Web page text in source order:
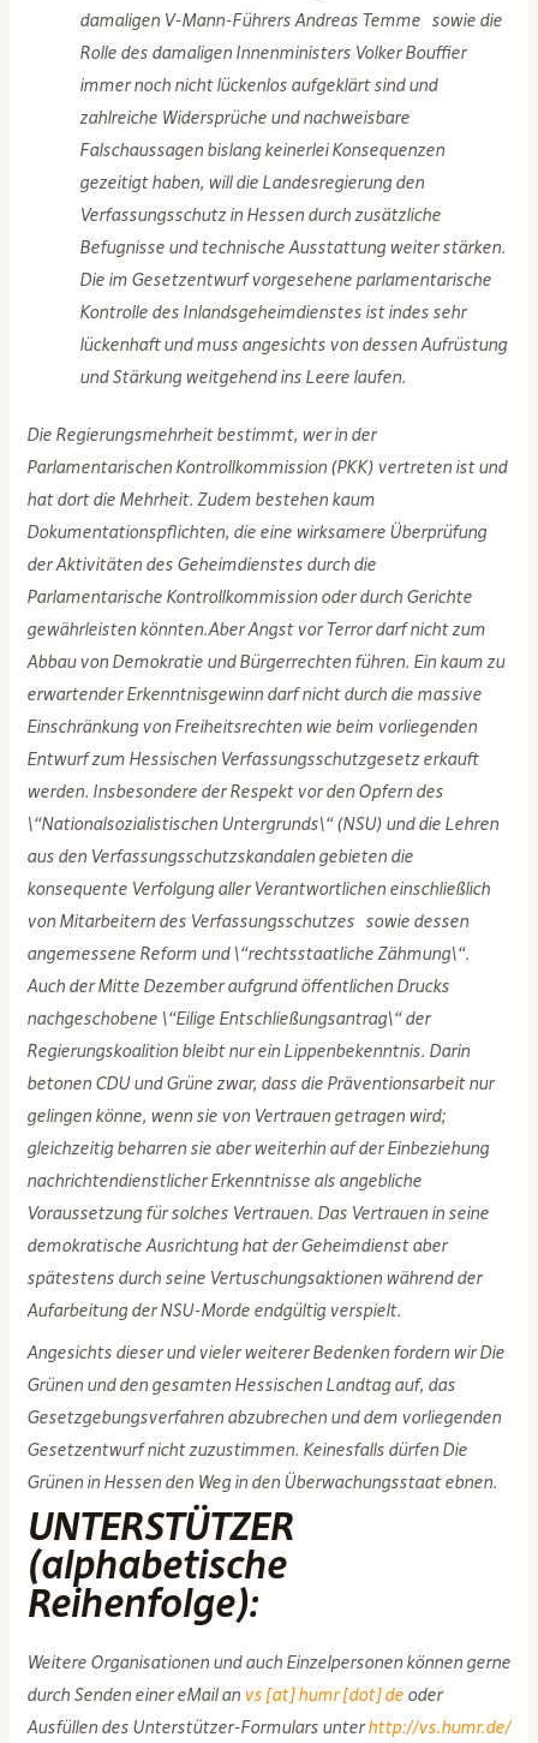
damaligen V-Mann-Führers Andreas Temme sowie die
Rolle des damaligen Innenministers Volker Bouffier
immer noch nicht lückenlos aufgeklärt sind und
zahlreiche Widersprüche und nachweisbare
Falschaussagen bislang keinerlei Konsequenzen
gezeitigt haben, will die Landesregierung den
Verfassungsschutz in Hessen durch zusätzliche
Befugnisse und technische Ausstattung weiter stärken.
Die im Gesetzentwurf vorgesehene parlamentarische
Kontrolle des Inlandsgeheimdienstes ist indes sehr
lückenhaft und muss angesichts von dessen Aufrüstung
und Stärkung weitgehend ins Leere laufen.
Die Regierungsmehrheit bestimmt, wer in der
Parlamentarischen Kontrollkommission (PKK) vertreten ist und
hat dort die Mehrheit. Zudem bestehen kaum
Dokumentationspflichten, die eine wirksamere Überprüfung
der Aktivitäten des Geheimdienstes durch die
Parlamentarische Kontrollkommission oder durch Gerichte
gewährleisten könnten.Aber Angst vor Terror darf nicht zum
Abbau von Demokratie und Bürgerrechten führen. Ein kaum zu
erwartender Erkenntnisgewinn darf nicht durch die massive
Einschränkung von Freiheitsrechten wie beim vorliegenden
Entwurf zum Hessischen Verfassungsschutzgesetz erkauft
werden. Insbesondere der Respekt vor den Opfern des
\“Nationalsozialistischen Untergrunds\“ (NSU) und die Lehren
aus den Verfassungsschutzskandalen gebieten die
konsequente Verfolgung aller Verantwortlichen einschließlich
von Mitarbeitern des Verfassungsschutzes sowie dessen
angemessene Reform und \“rechtsstaatliche Zähmung\“.
Auch der Mitte Dezember aufgrund öffentlichen Drucks
nachgeschobene \“Eilige Entschließungsantrag\“ der
Regierungskoalition bleibt nur ein Lippenbekenntnis. Darin
betonen CDU und Grüne zwar, dass die Präventionsarbeit nur
gelingen könne, wenn sie von Vertrauen getragen wird;
gleichzeitig beharren sie aber weiterhin auf der Einbeziehung
nachrichtendienstlicher Erkenntnisse als angebliche
Voraussetzung für solches Vertrauen. Das Vertrauen in seine
demokratische Ausrichtung hat der Geheimdienst aber
spätestens durch seine Vertuschungsaktionen während der
Aufarbeitung der NSU-Morde endgültig verspielt.
Angesichts dieser und vieler weiterer Bedenken fordern wir Die
Grünen und den gesamten Hessischen Landtag auf, das
Gesetzgebungsverfahren abzubrechen und dem vorliegenden
Gesetzentwurf nicht zuzustimmen. Keinesfalls dürfen Die
Grünen in Hessen den Weg in den Überwachungsstaat ebnen.
UNTERSTÜTZER
(alphabetische
Reihenfolge):
Weitere Organisationen und auch Einzelpersonen können gerne
durch Senden einer eMail an vs [at] humr [dot] de oder
Ausfüllen des Unterstützer-Formulars unterhttp://vs.humr.de/